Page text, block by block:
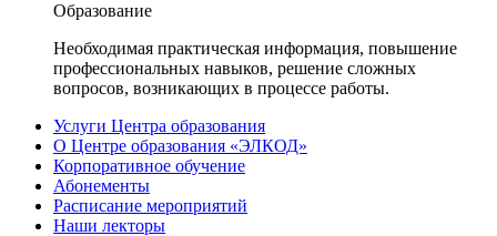
Образование
Необходимая практическая информация, повышение
профессиональных навыков, решение сложных
вопросов, возникающих в процессе работы.
Услуги Центра образования
О Центре образования «ЭЛКОД»
Корпоративное обучение
Абонементы
Расписание мероприятий
Наши лекторы